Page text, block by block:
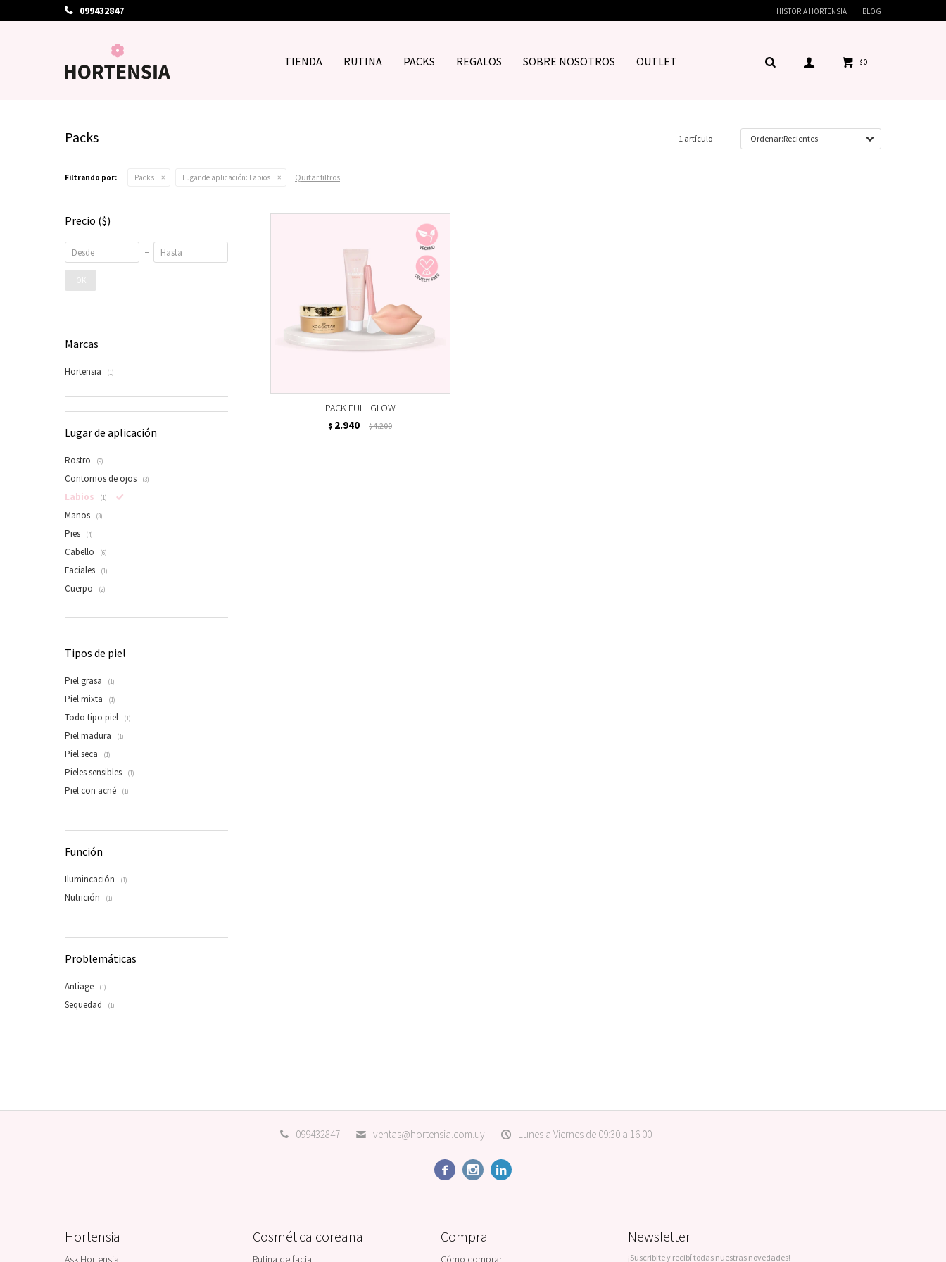
TIENDA RUTINA PACKS REGALOS SOBRE NOSOTROS OUTLET $0
099432847 HISTORIA HORTENSIA BLOG
Packs 1 artículo Recientes
Filtrando por: Packs Lugar de aplicación: Labios Quitar filtros
PACK FULL GLOW
$ 2.940 $4.200
Precio ($)
OK
Marcas
Hortensia (1)
Lugar de aplicación
Rostro (9)
Contornos de ojos (3)
Labios (1)
Manos (3)
Pies (4)
Cabello (6)
Faciales (1)
Cuerpo (2)
Tipos de piel
Piel grasa (1)
Piel mixta (1)
Todo tipo piel (1)
Piel madura (1)
Piel seca (1)
Pieles sensibles (1)
Piel con acné (1)
Función
Ilumincación (1)
Nutrición (1)
Problemáticas
Antiage (1)
Sequedad (1)
099432847 ventas@hortensia.com.uy Lunes a Viernes de 09:30 a 16:00
  
Hortensia
Ask Hortensia
Cosmética coreana
Rutina de facial
Compra
Cómo comprar
Newsletter
¡Suscribite y recibí todas nuestras novedades!